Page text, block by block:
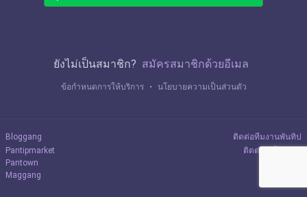
ยังไม่เป็นสมาชิก? สมัครสมาชิกด้วยอีเมล
ข้อกำหนดการให้บริการ ・ นโยบายความเป็นส่วนตัว
Bloggang
Pantipmarket
Pantown
Maggang
ติดต่อทีมงานพันทิป
ติดต่อลงโฆษณา